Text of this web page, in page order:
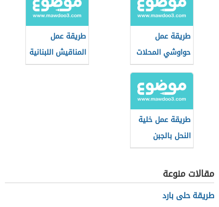
طريقة عمل
حواوشي المحلات
طريقة عمل
المناقيش اللبنانية
طريقة عمل خلية
النحل بالجبن
والحليب المكثف
مقالات منوعة
طريقة حلى بارد